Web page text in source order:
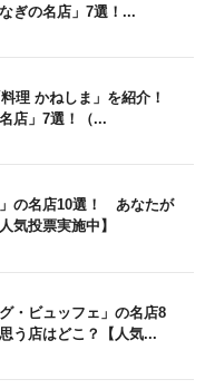
ぎの名店」7選！...
理 かねしま」を紹介！
店」7選！（...
の名店10選！ あなたが
気投票実施中】
・ビュッフェ」の名店8
う店はどこ？【人気...